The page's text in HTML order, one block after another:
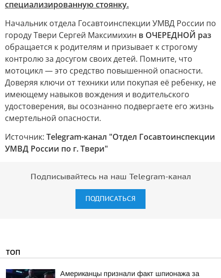
специализированную стоянку.
Начальник отдела Госавтоинспекции УМВД России по
городу Твери Сергей Максимихин в ОЧЕРЕДНОЙ раз
обращается к родителям и призывает к строгому
контролю за досугом своих детей. Помните, что
мотоцикл — это средство повышенной опасности.
Доверяя ключи от техники или покупая её ребенку, не
имеющему навыков вождения и водительского
удостоверения, вы осознанно подвергаете его жизнь
смертельной опасности.
Источник: Telegram-канал "Отдел Госавтоинспекции
УМВД России по г. Твери"
Подписывайтесь на наш Telegram-канал
ПОДПИСАТЬСЯ
ТОП
Американцы признали факт шпионажа за